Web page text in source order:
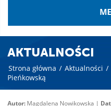
AKTUALNOŚCI
Strona główna / Aktualności /
Pieńkowską
Autor: Magdalena Nowikowska |